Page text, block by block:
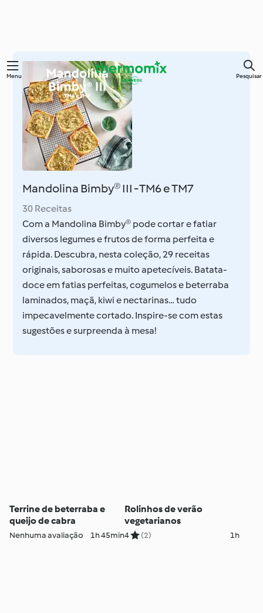
Saltar
conteúdo
principal
Menu Pesquisar
Mandolina Bimby® III - TM6 e TM7
30 Receitas
Com a Mandolina Bimby® pode cortar e fatiar
diversos legumes e frutos de forma perfeita e
rápida. Descubra, nesta coleção, 29 receitas
originais, saborosas e muito apetecíveis. Batata-
doce em fatias perfeitas, cogumelos e beterraba
laminados, maçã, kiwi e nectarinas… tudo
impecavelmente cortado. Inspire-se com estas
sugestões e surpreenda à mesa!
Terrine de beterraba e
queijo de cabra
Nenhuma avaliação 1h 45min
Rolinhos de verão
vegetarianos
4 (2) 1h